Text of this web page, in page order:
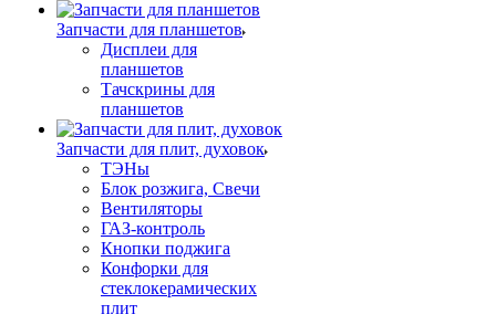
Запчасти для планшетов
Дисплеи для
планшетов
Тачскрины для
планшетов
Запчасти для плит, духовок
ТЭНы
Блок розжига, Свечи
Вентиляторы
ГАЗ-контроль
Кнопки поджига
Конфорки для
стеклокерамических
плит